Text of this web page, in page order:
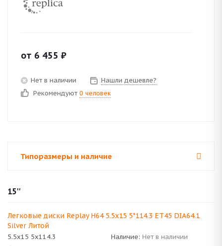
от 6 455 ₽
Нет в наличии
Нашли дешевле?
Рекомендуют 0 человек
Типоразмеры и наличие
15''
Легковые диски Replay H64 5.5x15 5*114.3 ET45 DIA64.1
Silver Литой
5.5x15 5x114.3 Наличие: Нет в наличии